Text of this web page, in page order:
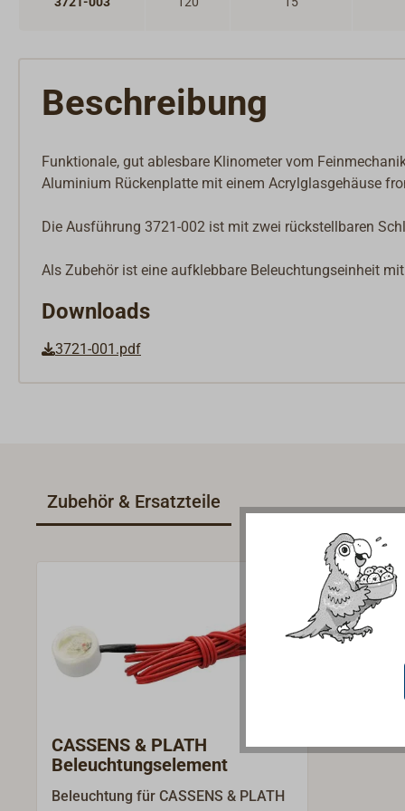
Beschreibung
Funktionale, gut ablesbare Klinometer vom
Aluminium Rückenplatte mit einem Acrylglasgehäuse
Die Ausführung 3721-002 ist mit zwei rückstellbaren
Als Zubehör ist eine aufklebbare Beleuchtungseinheit
Downloads
3721-001.pdf
Zubehör & Ersatzteile
CASSENS & PLATH
Beleuchtungselement
Beleuchtung für CASSENS & PLATH